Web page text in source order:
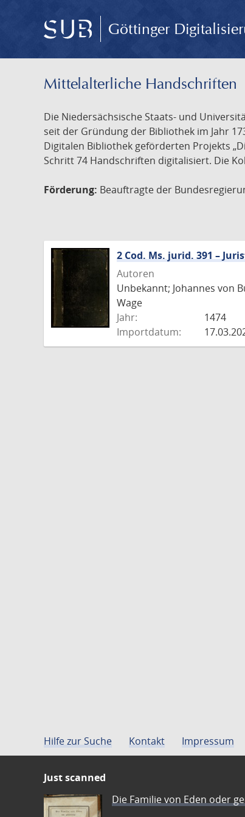
Göttinger
Mittelalterliche Handschriften
Die Niedersächsische Staats- und
seit der Gründung der Bibliothek im Jahr
Digitalen Bibliothek geförderten Projekts
Schritt 74 Handschriften digitalisiert. Die
Förderung: Beauftragte der
2 Cod. Ms. jurid. 391 –
Autoren
Unbekannt; Johannes von
Wage
Jahr:
1474
Importdatum:
Hilfe zur Suche Kontakt Impressum
Just scanned
Die Familie von Eden oder